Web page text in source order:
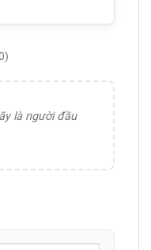
là người đầu